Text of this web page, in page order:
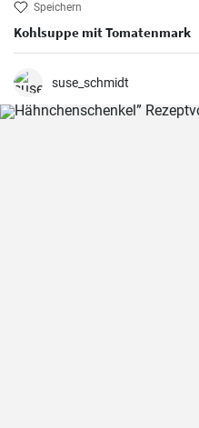
Speichern
Kohlsuppe mit Tomatenmark
suse_schmidt